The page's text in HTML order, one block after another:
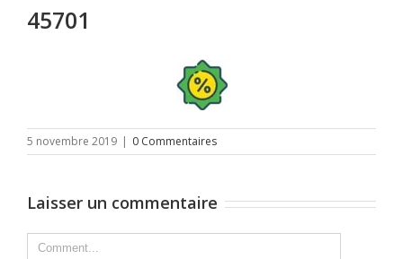
45701
5 novembre 2019 | 0 Commentaires
Laisser un commentaire
Comment